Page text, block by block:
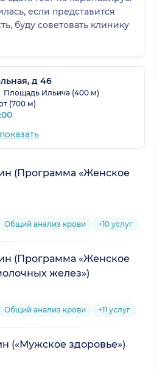
если представится
буду советовать клинику
д 46
Площадь Ильича (400 м)
(700 м)
показать
(Программа «Женское
Общий анализ крови +10 услуг
(Программа «Женское
желез»)
Общий анализ крови +11 услуг
(«Мужское здоровье»)